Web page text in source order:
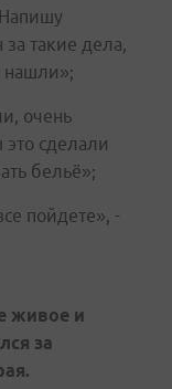
такие дела,
нашли»;
очень
сделали
бельё»;
пойдете», -
живое и
за